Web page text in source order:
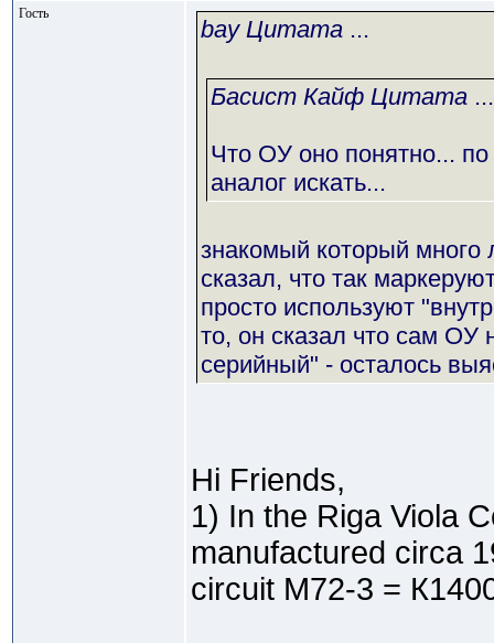
Гость
bay Цитата ...
Басист Кайф Цитата ...
Что ОУ оно понятно... по
аналог искать...
знакомый который много
сказал, что так
просто используют
то, он сказал что сам ОУ
серийный" - осталось
Hi Friends,
1) In the Riga Viola
manufactured circa
circuit М72-3 =